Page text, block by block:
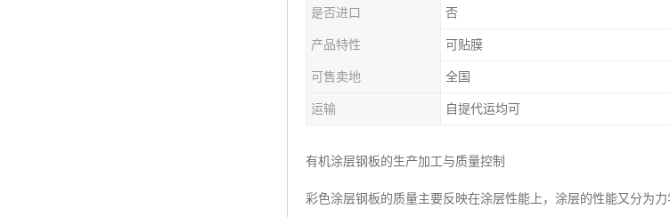
是否进口 否
产品特性 可贴膜
可售卖地 全国
运输 自提代运均可
有机涂层钢板的生产加工与质量控制
彩色涂层钢板的质量主要反映在涂层性能上，涂层的性能又分为